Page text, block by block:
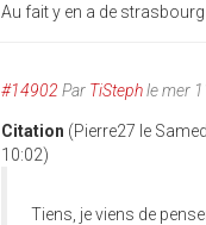
Au fait y en a de strasbourg
#14902 Par TiStephle mer
Citation (Pierre27 le
10:02)
Tiens, je viens de